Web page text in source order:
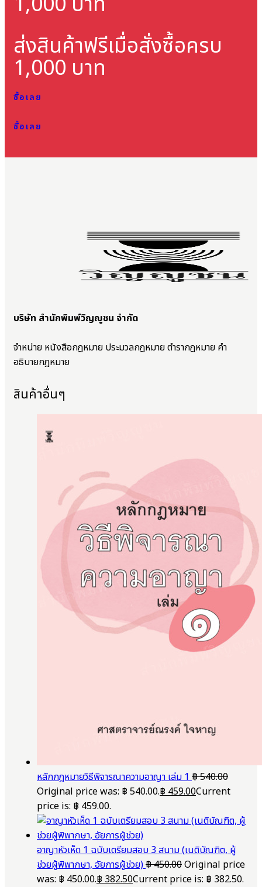
ส่งสินค้าฟรีเมื่อสั่งซื้อครบ
1,000 บาท
ซื้อเลย
ซื้อเลย
บริษัท สำนักพิมพ์วิญญูชน จำกัด
จำหน่าย หนังสือกฎหมาย ประมวลกฎหมาย ตำรากฎหมาย คำ
อธิบายกฎหมาย
สินค้าอื่นๆ
หลักกฎหมายวิธีพิจารณาความอาญา เล่ม 1 ฿540.00
Original price was: ฿ 540.00.฿ 459.00Current
price is: ฿ 459.00.
อาญาหัวเห็ด 1 ฉบับเตรียมสอบ 3 สนาม (เนติบัณฑิต, ผู้
ช่วยผู้พิพากษา, อัยการผู้ช่วย)฿450.00Original price
was: ฿ 450.00.฿ 382.50Current price is: ฿ 382.50.